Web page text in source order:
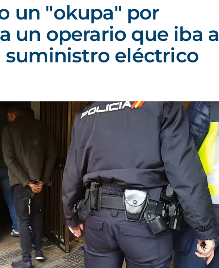
un "okupa" por
un operario que iba a
suministro eléctrico